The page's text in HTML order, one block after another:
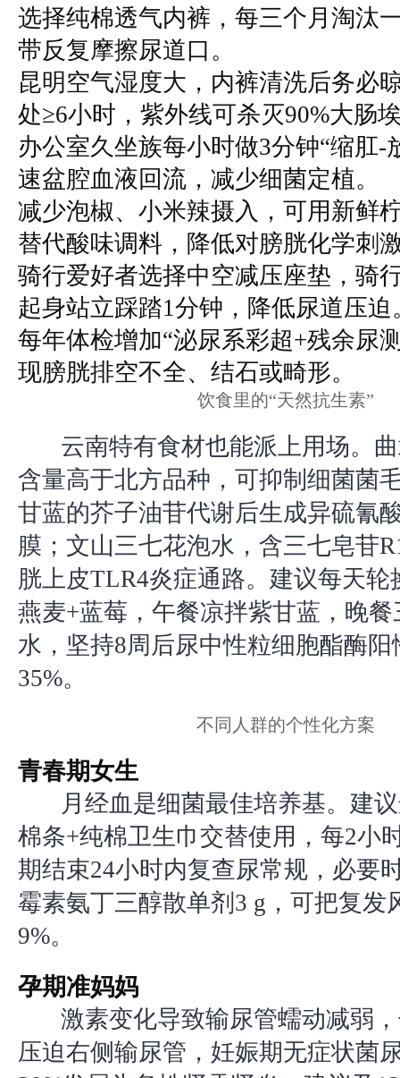
选择纯棉透气内裤，每三个月淘汰
带反复摩擦尿道口。
昆明空气湿度大，内裤清洗后务必
处≥6小时，紫外线可杀灭90%大肠
办公室久坐族每小时做3分钟“缩肛-
速盆腔血液回流，减少细菌定植。
减少泡椒、小米辣摄入，可用新鲜
替代酸味调料，降低对膀胱化学刺
骑行爱好者选择中空减压座垫，骑
起身站立踩踏1分钟，降低尿道压迫
每年体检增加“泌尿系彩超+残余尿
现膀胱排空不全、结石或畸形。
饮食里的“天然抗生素”
云南特有食材也能派上用场。
含量高于北方品种，可抑制细菌菌
甘蓝的芥子油苷代谢后生成异硫氰
膜；文山三七花泡水，含三七皂苷
胱上皮TLR4炎症通路。建议每天轮
燕麦+蓝莓，午餐凉拌紫甘蓝，晚
水，坚持8周后尿中性粒细胞酯酶阳
35%。
不同人群的个性化方案
青春期女生
月经血是细菌最佳培养基。建
棉条+纯棉卫生巾交替使用，每2小
期结束24小时内复查尿常规，必要
霉素氨丁三醇散单剂3 g，可把复发
9%。
孕期准妈妈
激素变化导致输尿管蠕动减弱
压迫右侧输尿管，妊娠期无症状菌